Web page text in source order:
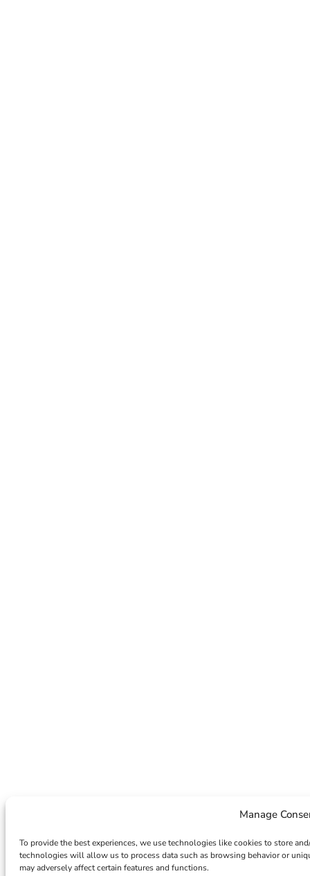
Manage
To provide the best experiences, we use technologies like cookies to store
technologies will allow us to process data such as browsing behavior or
may adversely affect certain features and functions.